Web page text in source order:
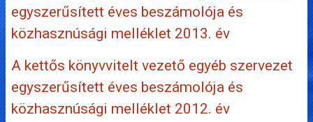
egyszerűsített éves beszámolója és
közhasznúsági melléklet 2013. év
A kettős könyvvitelt vezető egyéb szervezet
egyszerűsített éves beszámolója és
közhasznúsági melléklet 2012. év